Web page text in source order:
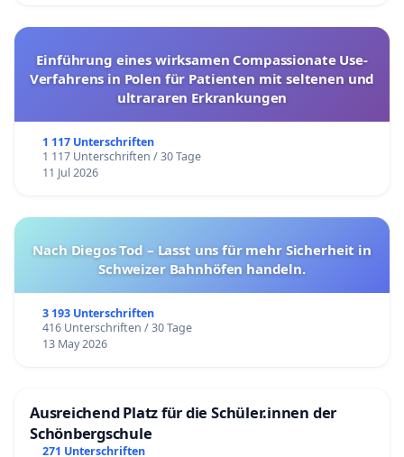
Einführung eines wirksamen Compassionate Use-
Verfahrens in Polen für Patienten mit seltenen und
ultrararen Erkrankungen
1 117 Unterschriften
1 117 Unterschriften / 30 Tage
11 Jul 2026
Nach Diegos Tod – Lasst uns für mehr Sicherheit in
Schweizer Bahnhöfen handeln.
3 193 Unterschriften
416 Unterschriften / 30 Tage
13 May 2026
Ausreichend Platz für die Schüler.innen der
Schönbergschule
271 Unterschriften